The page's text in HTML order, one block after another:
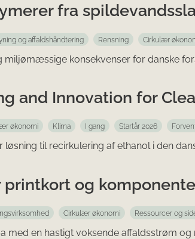
fra
og affaldshåndtering Rensning Cirkulær
konsekvenser for danske
and Innovation for
økonomi Klima I gang Startår 2026
til recirkulering af ethanol i den
printkort og
Cirkulær økonomi Ressourcer og
en hastigt voksende affaldsstrøm